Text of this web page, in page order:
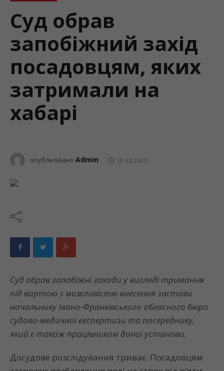
Суд обрав
запобіжний захід
посадовцям, яких
затримали на
хабарі
опубліковано Admin 15.10.2020
Суд обрав запобіжні заходи у вигляді тримання
під вартою з можливістю внесення застави
начальнику Івано-Франківського обласного бюро
судово-медичної експертизи та посереднику,
який є також працівником даної установи.
Досудове розслідування триває. Посадовцям